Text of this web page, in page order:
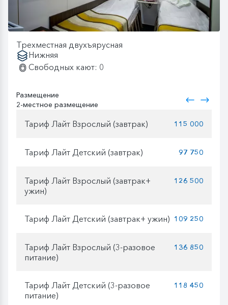
Трехместная двухъярусная
Нижняя
Свободных кают: 0
Размещение
2-местное размещение
Тариф Лайт Взрослый (завтрак) 115 000
Тариф Лайт Детский (завтрак) 97 750
Тариф Лайт Взрослый (завтрак+
ужин)
126 500
Тариф Лайт Детский (завтрак+ ужин) 109 250
Тариф Лайт Взрослый (3-разовое
питание)
136 850
Тариф Лайт Детский (3-разовое
питание)
118 450